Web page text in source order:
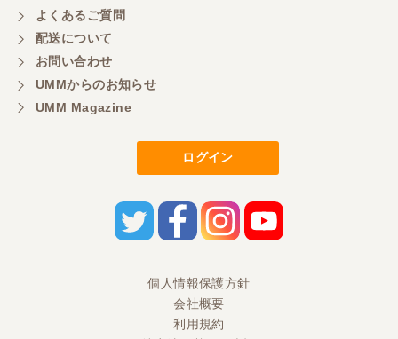
三重県／
初めてコンバインを買いに行ったのですが、とても
明るい方に担当していただき細かく説明して下さっ
てとても嬉しかったです。
担当さんの説明が丁寧で分かりやすく、急な要望に
も迅速に対応して頂き非常に助かりました。
三重県／
よくあるご質問
配送について
お問い合わせ
UMMからのお知らせ
UMM Magazine
ログイン
個人情報保護方針
会社概要
利用規約